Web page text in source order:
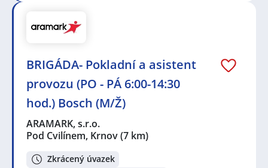
BRIGÁDA- Pokladní a asistent
provozu (PO - PÁ 6:00-14:30
hod.) Bosch (M/Ž)
ARAMARK, s.r.o.
Pod Cvilínem, Krnov(7 km)
Zkrácený úvazek